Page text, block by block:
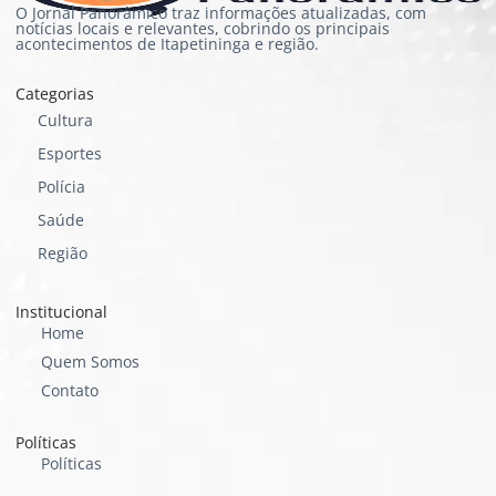
O Jornal Panorâmico traz informações atualizadas, com
notícias locais e relevantes, cobrindo os principais
acontecimentos de Itapetininga e região.
Categorias
Cultura
Esportes
Polícia
Saúde
Região
Institucional
Home
Quem Somos
Contato
Políticas
Políticas